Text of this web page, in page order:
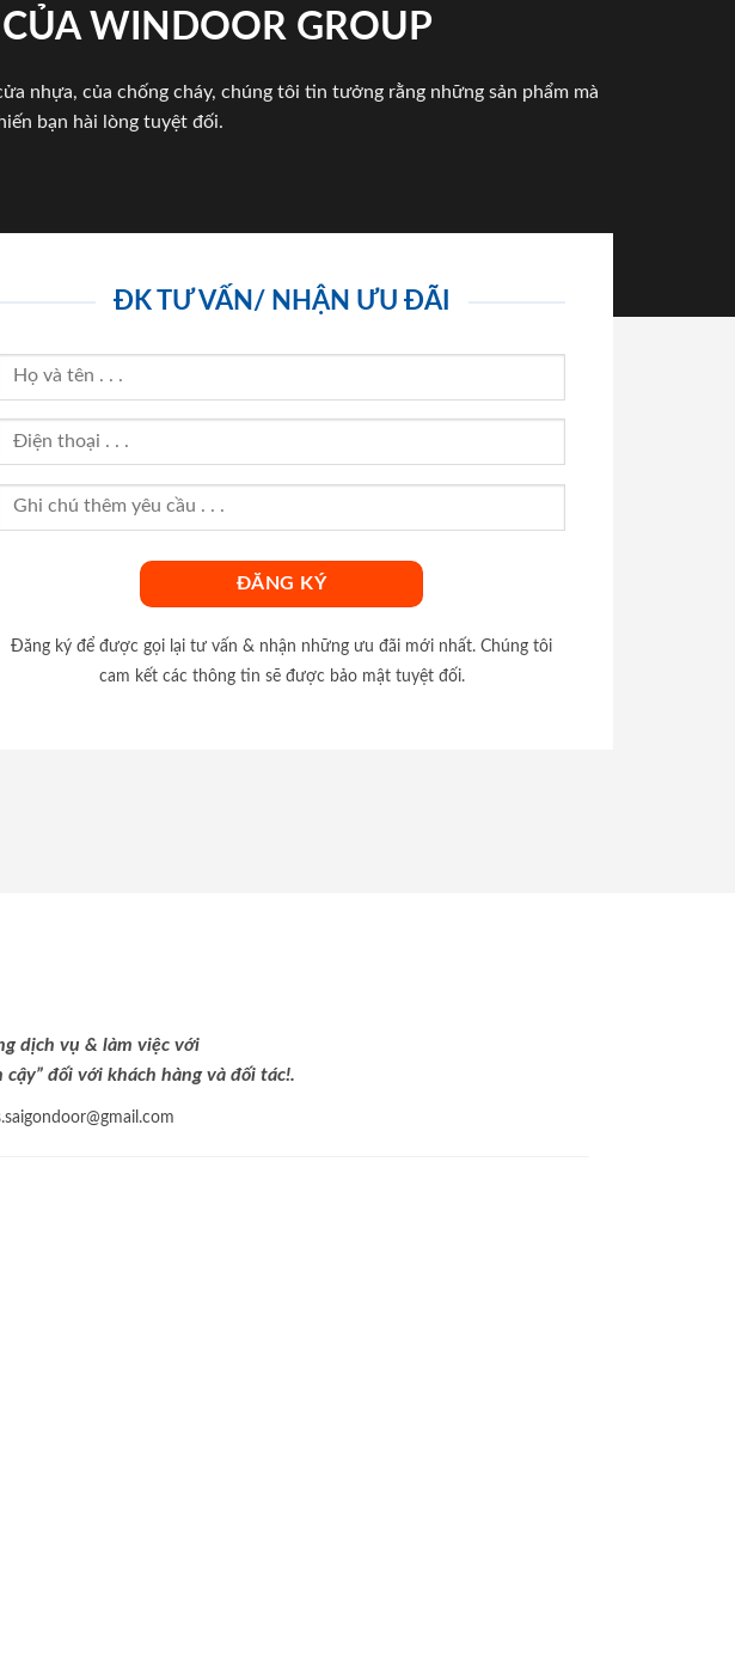
WINDOOR GROUP
nhựa, của chống cháy, chúng tôi tin tưởng rằng những sản phẩm mà
bạn hài lòng tuyệt đối.
ĐK TƯ VẤN/ NHẬN ƯU ĐÃI
Đăng ký để được gọi lại tư vấn & nhận những ưu đãi mới nhất. Chúng tôi
cam kết các thông tin sẽ được bảo mật tuyệt đối.
dịch vụ & làm việc với
đối với khách hàng và đối tác!.